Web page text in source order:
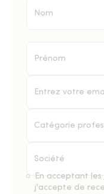
Catégorie
En acceptant les
j'accepte de